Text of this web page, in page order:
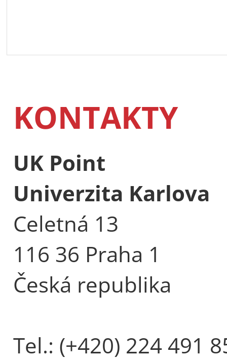
KONTAKTY
UK Point
Univerzita Karlova
Celetná 13
116 36 Praha 1
Česká republika
Tel.: (+420) 224 491